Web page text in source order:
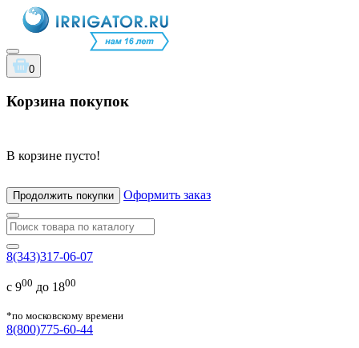
0
Корзина покупок
В корзине пусто!
Продолжить покупки Оформить заказ
8(343)317-06-07
с 900 до 1800
*по московскому времени
8(800)775-60-44